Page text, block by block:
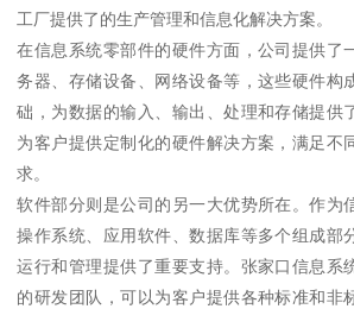
工厂提供了的生产管理和信息化解决方案。
在信息系统零部件的硬件方面，公司提供了
务器、存储设备、网络设备等，这些硬件构
础，为数据的输入、输出、处理和存储提供
为客户提供定制化的硬件解决方案，满足不
求。
软件部分则是公司的另一大优势所在。作为
操作系统、应用软件、数据库等多个组成部
运行和管理提供了重要支持。张家口信息系
的研发团队，可以为客户提供各种标准和非